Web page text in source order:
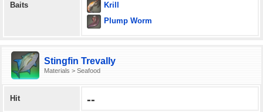
Baits
Krill
Plump Worm
Stingfin Trevally
Materials > Seafood
Hit --